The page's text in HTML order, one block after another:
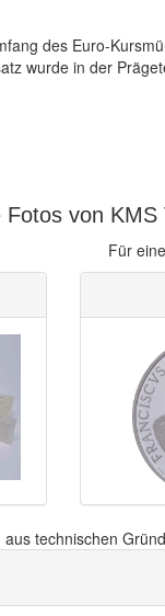
des Euro-
wurde in der
von
Für
technischen